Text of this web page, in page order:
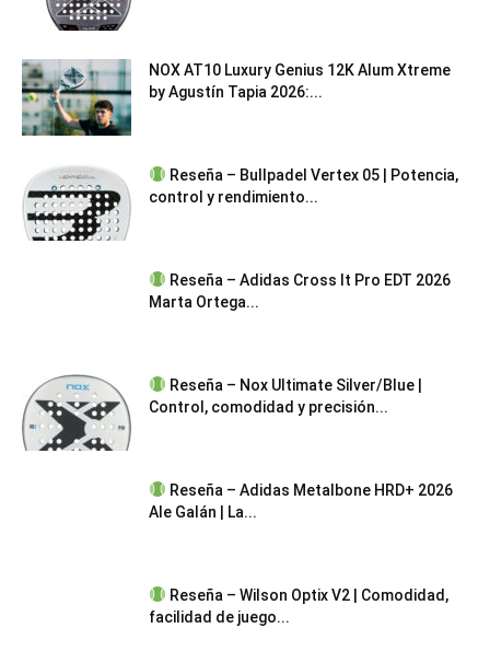
NOX AT10 Luxury Genius 12K Alum Xtreme
by Agustín Tapia 2026:...
Reseña – Bullpadel Vertex 05 | Potencia,
control y rendimiento...
Reseña – Adidas Cross It Pro EDT 2026
Marta Ortega...
Reseña – Nox Ultimate Silver/Blue |
Control, comodidad y precisión...
Reseña – Adidas Metalbone HRD+ 2026
Ale Galán | La...
Reseña – Wilson Optix V2 | Comodidad,
facilidad de juego...